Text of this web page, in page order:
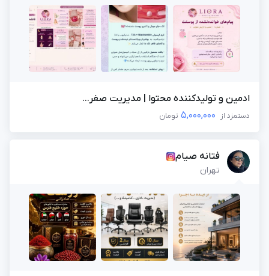
ادمین و تولیدکننده محتوا | مدیریت صفر...
دستمزد از 5,000,000 تومان
فتانه صیام
تهران